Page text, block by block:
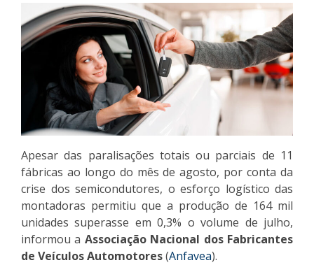
Apesar das paralisações totais ou parciais de 11
fábricas ao longo do mês de agosto, por conta da
crise dos semicondutores, o esforço logístico das
montadoras permitiu que a produção de 164 mil
unidades superasse em 0,3% o volume de julho,
informou a Associação Nacional dos Fabricantes
de Veículos Automotores(Anfavea).